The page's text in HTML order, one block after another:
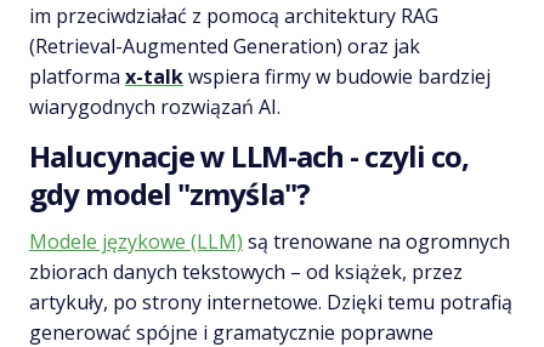
im przeciwdziałać z pomocą architektury RAG
(Retrieval-Augmented Generation) oraz jak
platforma x-talkwspiera firmy w budowie bardziej
wiarygodnych rozwiązań AI.
Halucynacje w LLM-ach - czyli co,
gdy model "zmyśla"?
Modele językowe (LLM) są trenowane na ogromnych
zbiorach danych tekstowych – od książek, przez
artykuły, po strony internetowe. Dzięki temu potrafią
generować spójne i gramatycznie poprawne